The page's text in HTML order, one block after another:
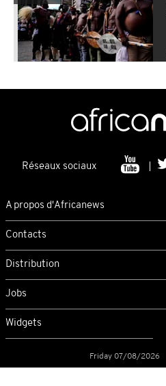
Réseaux sociaux
A propos d'Africanews
Contacts
Distribution
Jobs
Widgets
Friday 07/08/2026